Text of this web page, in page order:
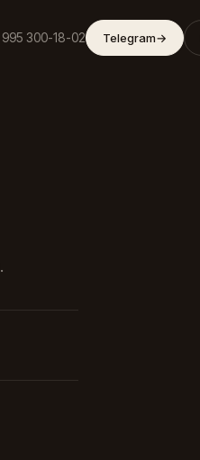
300-18-02 Telegram→